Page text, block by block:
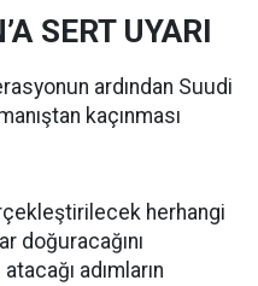
SERT UYARI
ardından Suudi
kaçınması
herhangi
doğuracağını
adımların